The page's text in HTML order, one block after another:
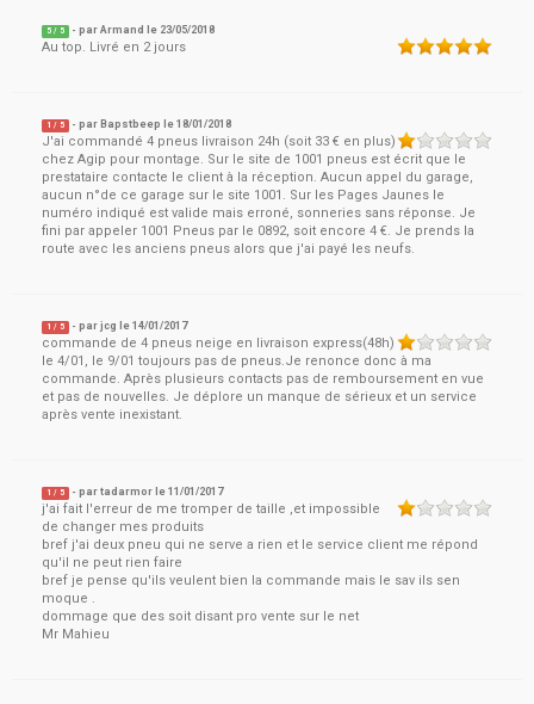
5 / 5 - parArmand le 23/05/2018
Au top. Livré en 2 jours
1 / 5 - par Bapstbeep le18/01/2018
J'ai commandé 4 pneus livraison 24h (soit 33 € en plus)
chez Agip pour montage. Sur le site de 1001 pneus est écrit que le
prestataire contacte le client à la réception. Aucun appel du garage,
aucun n°de ce garage sur le site 1001. Sur les Pages Jaunes le
numéro indiqué est valide mais erroné, sonneries sans réponse. Je
fini par appeler 1001 Pneus par le 0892, soit encore 4 €. Je prends la
route avec les anciens pneus alors que j'ai payé les neufs.
1 / 5 - parjcg le14/01/2017
commande de 4 pneus neige en livraison express(48h)
le 4/01, le 9/01 toujours pas de pneus.Je renonce donc à ma
commande. Après plusieurs contacts pas de remboursement en vue
et pas de nouvelles. Je déplore un manque de sérieux et un service
après vente inexistant.
1 / 5 - partadarmor le11/01/2017
j'ai fait l'erreur de me tromper de taille ,et impossible
de changer mes produits
bref j'ai deux pneu qui ne serve a rien et le service client me répond
qu'il ne peut rien faire
bref je pense qu'ils veulent bien la commande mais le sav ils sen
moque .
dommage que des soit disant pro vente sur le net
Mr Mahieu